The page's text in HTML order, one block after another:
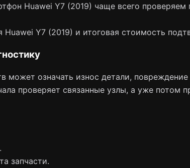
Huawei Y7 (2019) чаще всего проверяем
Huawei Y7 (2019) и итоговая стоимость
может означать износ детали,
проверяет связанные узлы, а уже потом
запчасти.